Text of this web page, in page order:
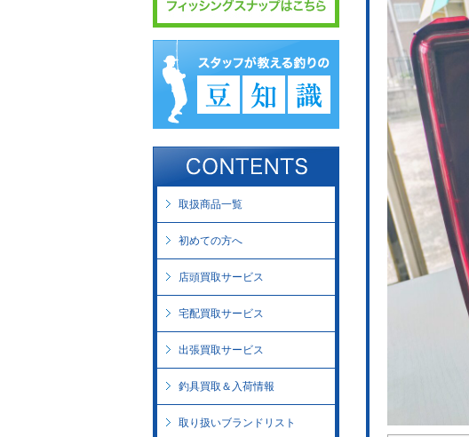
取扱商品一覧
初めての方へ
店頭買取サービス
宅配買取サービス
出張買取サービス
釣具買取＆入荷情報
取り扱いブランドリスト